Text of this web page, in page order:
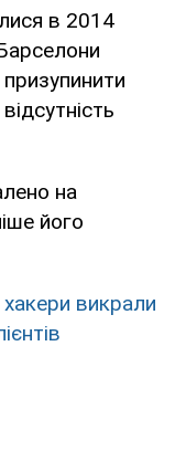
в 2014
на
його
хакери викрали